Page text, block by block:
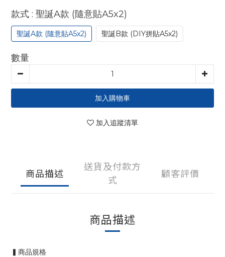
款式 : 聖誕A款 (隨意貼A5x2)
聖誕A款 (隨意貼A5x2) 聖誕B款 (DIY拼貼A5x2)
數量
加入購物車
加入追蹤清單
商品描述
送貨及付款方
式
顧客評價
商品描述
▍商品規格